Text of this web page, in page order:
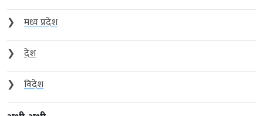
❯
मध्य प्रदेश
❯
देश
❯
विदेश